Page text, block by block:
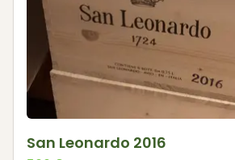
San Leonardo 2016